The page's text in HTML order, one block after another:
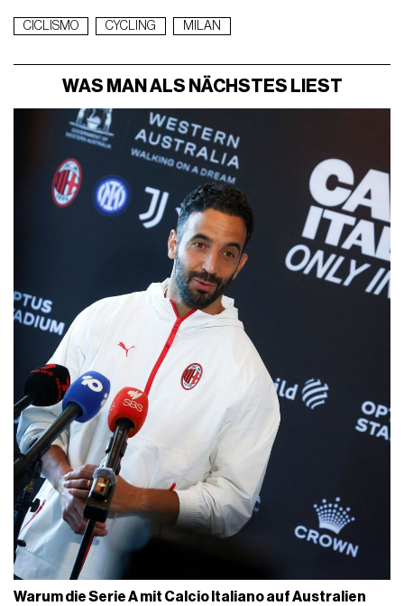
CICLISMO CYCLING MILAN
WAS MAN ALS NÄCHSTES LIEST
Warum die Serie A mit Calcio Italiano auf Australien